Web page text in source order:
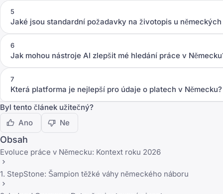
5
Jaké jsou standardní požadavky na životopis u
6
Jak mohou nástroje AI zlepšit mé hledání práce v
7
Která platforma je nejlepší pro údaje o platech v Německu?
Byl tento článek užitečný?
Ano
Ne
Obsah
Evoluce práce v Německu: Kontext roku 2026
1. StepStone: Šampion těžké váhy německého náboru